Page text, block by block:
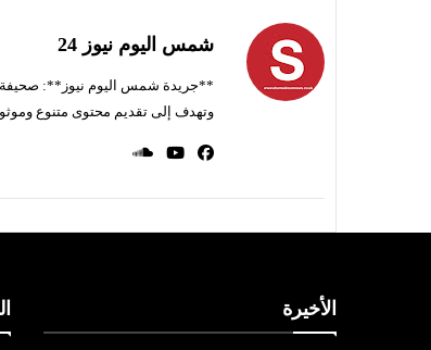
شمس اليوم نيوز 24
**جريدة شمس اليوم نيوز**: صحيفة
وتهدف إلى تقديم محتوى متنوع
الأخيرة